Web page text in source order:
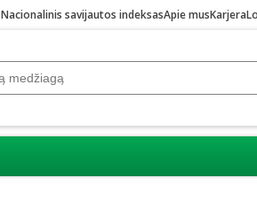
Nacionalinis savijautos indeksasApie musKarjera